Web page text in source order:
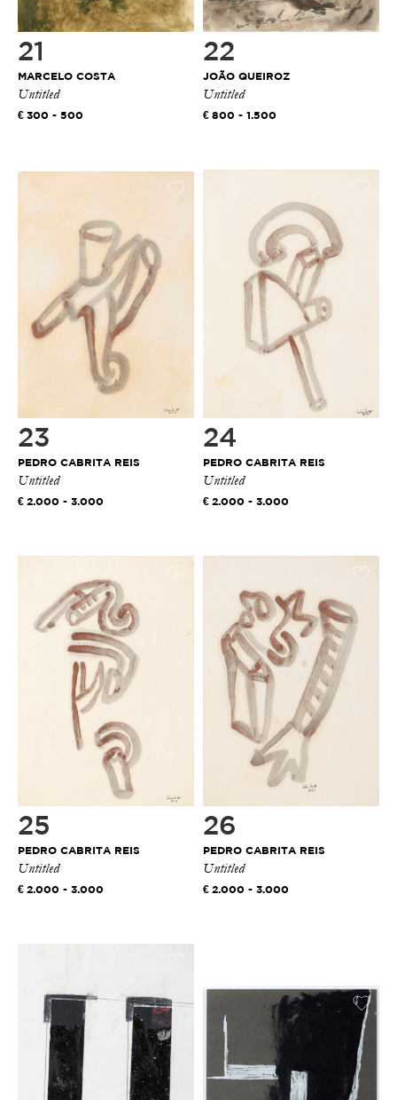
21
MARCELO COSTA
Untitled
300 - 500
22
JOÃO QUEIROZ
Untitled
800 - 1.500
23
PEDRO CABRITA REIS
Untitled
2.000 - 3.000
24
PEDRO CABRITA REIS
Untitled
2.000 - 3.000
25
PEDRO CABRITA REIS
Untitled
2.000 - 3.000
26
PEDRO CABRITA REIS
Untitled
2.000 - 3.000